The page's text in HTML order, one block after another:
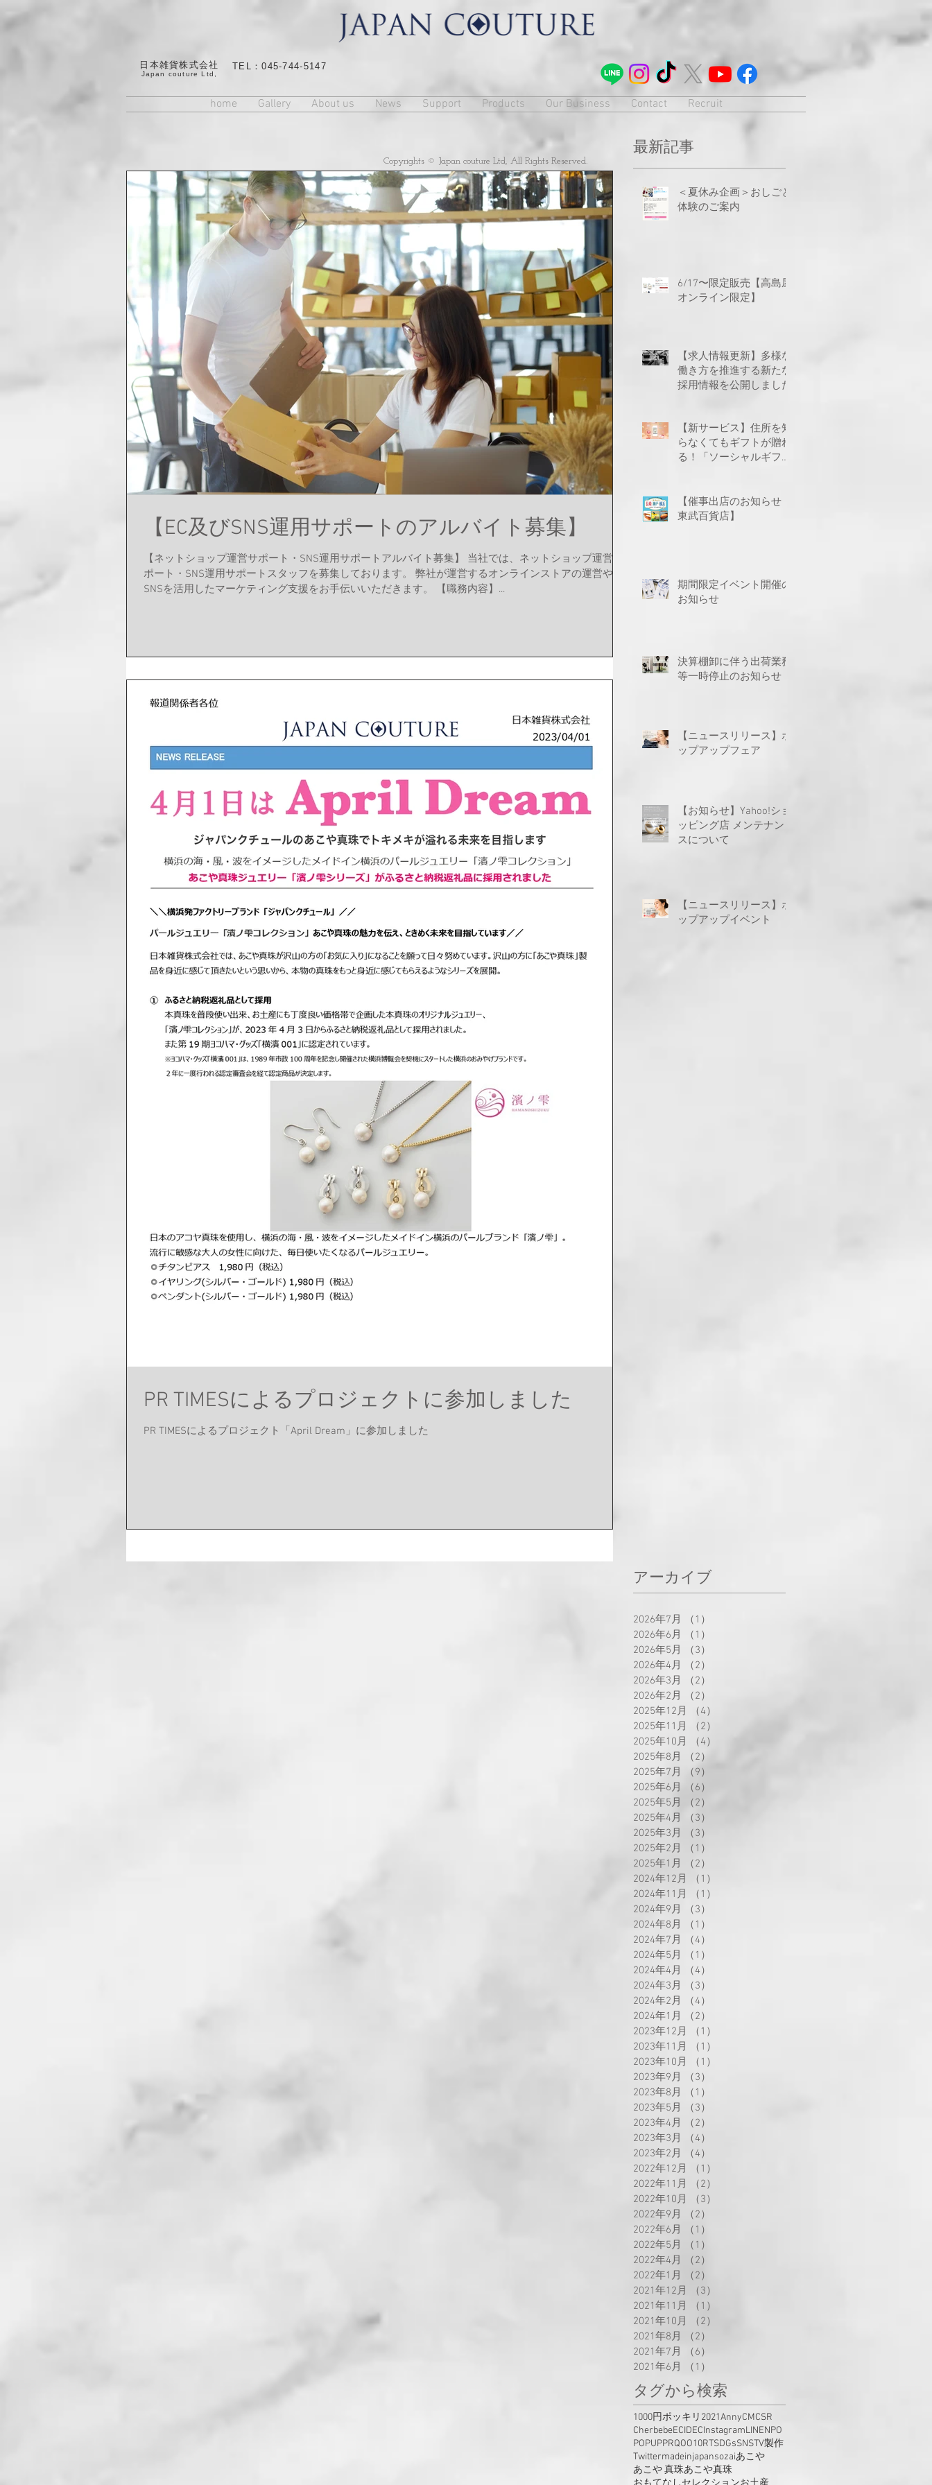
日本雑貨株式会社
​Japan couture Ltd,
TEL：045-744-5147
home Gallery About us News Support Products Our Business Contact Recruit
最新記事
【EC及びSNS運用サポートのアルバイト募集】
【ネットショップ運営サポート・SNS運用サポートアルバイト募集】 当社では、ネットショップ運営サ
ポート・SNS運用サポートスタッフを募集しております。 弊社が運営するオンラインストアの運営や、
SNSを活用したマーケティング支援をお手伝いいただきます。 【職務内容】...
PR TIMESによるプロジェクトに参加しました
PR TIMESによるプロジェクト「April Dream」に参加しました
＜夏休み企画＞おしごと
体験のご案内
6/17〜限定販売【高島屋
オンライン限定】
【求人情報更新】多様な
働き方を推進する新たな
採用情報を公開しました
【新サービス】住所を知
らなくてもギフトが贈れ
る！「ソーシャルギフ
【催事出店のお知らせ
東武百貨店】
期間限定イベント開催の
お知らせ
決算棚卸に伴う出荷業務
等一時停止のお知らせ
【ニュースリリース】ポ
ップアップフェア
【お知らせ】Yahoo!ショ
ッピング店 メンテナン
スについて
【ニュースリリース】ポ
ップアップイベント
アーカイブ
2026年7月 （1）
2026年6月
（1）
2026年5月
（3）
2026年4月
（2）
2026年3月
（2）
2026年2月
（2）
2025年12月
（4）
2025年11月
（2）
2025年10月
（4）
2025年8月
（2）
2025年7月
（9）
2025年6月
（6）
2025年5月
（2）
2025年4月
（3）
2025年3月
（3）
2025年2月
（1）
2025年1月
（2）
2024年12月
（1）
2024年11月
（1）
2024年9月
（3）
2024年8月
（1）
2024年7月
（4）
2024年5月
（1）
2024年4月
（4）
2024年3月
（3）
2024年2月
（4）
2024年1月
（2）
2023年12月
（1）
2023年11月
（1）
2023年10月
（1）
2023年9月
（3）
2023年8月
（1）
2023年5月
（3）
2023年4月
（2）
2023年3月
（4）
2023年2月
（4）
2022年12月
（1）
2022年11月
（2）
2022年10月
（3）
2022年9月
（2）
2022年6月
（1）
2022年5月
（1）
2022年4月
（2）
2022年1月
（2）
2021年12月
（3）
2021年11月
（1）
2021年10月
（2）
2021年8月
（2）
2021年7月
（6）
2021年6月
（1）
タグから検索
1000円ポッキリ 2021AnnyCMCSR
CherbebeECIDECInstagramLINENPO
POPUPPRQOO10RTSDGsSNSTV製作
Twittermadeinjapansozaiあこや
あこや 真珠あこや真珠
Copyrights © Japan couture Ltd, All Rights Reserved.